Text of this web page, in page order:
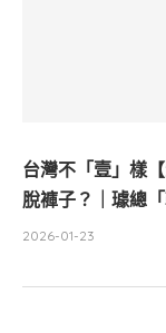
台灣不「壹」樣
脫褲子？｜璩總
2026-01-23